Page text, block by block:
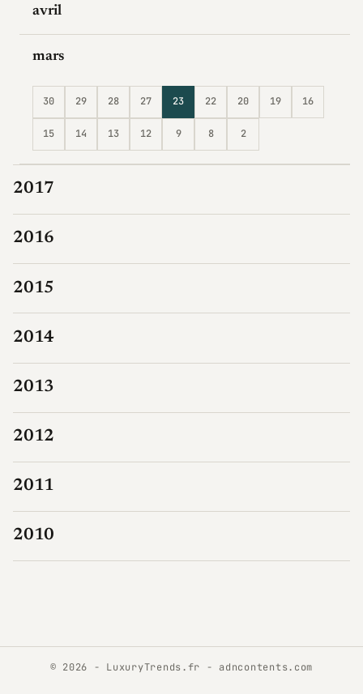
avril
mars
30 29 28 27 23 22 20 19 16
15 14 13 12 9 8 2
2017
2016
2015
2014
2013
2012
2011
2010
© 2026 - LuxuryTrends.fr - adncontents.com